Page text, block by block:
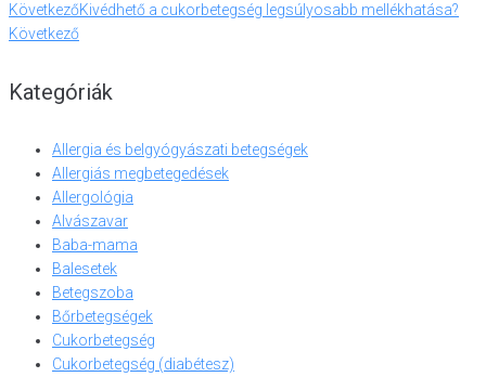
KövetkezőKivédhető a cukorbetegség legsúlyosabb mellékhatása?
Következő
Kategóriák
Allergia és belgyógyászati betegségek
Allergiás megbetegedések
Allergológia
Alvászavar
Baba-mama
Balesetek
Betegszoba
Bőrbetegségek
Cukorbetegség
Cukorbetegség (diabétesz)